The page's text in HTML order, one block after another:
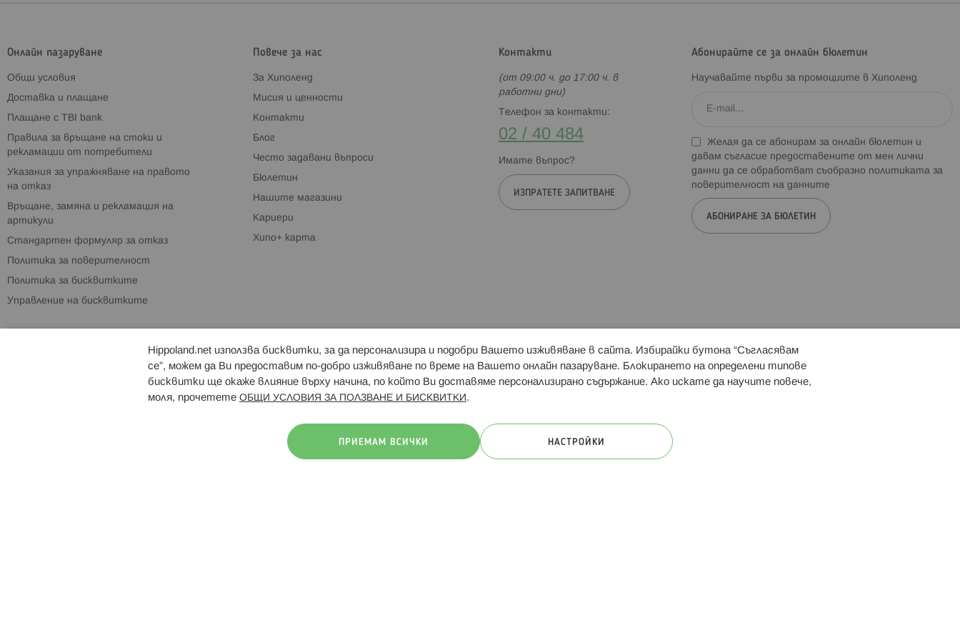
Онлайн пазаруване
Общи условия
Доставка и плащане
Плащане с TBI bank
Правила за връщане на стоки и
рекламации от потребители
Указания за упражняване на правото
на отказ
Връщане, замяна и рекламация на
артикули
Стандартен формуляр за отказ
Политика за поверителност
Политика за бисквитките
Управление на бисквитките
Повече за нас
За Хиполенд
Мисия и ценности
Контакти
Блог
Често задавани въпроси
Бюлетин
Нашите магазини
Кариери
Хипо+ карта
Контакти
(от 09:00 ч. до 17:00 ч. в
работни дни)
Телефон за контакти:
02 / 40 484
Имате въпрос?
ИЗПРАТЕТЕ ЗАПИТВАНЕ
Абонирайте се за онлайн бюлетин
Научавайте първи за промоциите в Хиполенд
Желая да се абонирам за онлайн бюлетин и
давам съгласие предоставените от мен лични
данни да се обработват съобразно политиката за
поверителност на данните
АБОНИРАНЕ ЗА БЮЛЕТИН
Брошури Магазини Свързани сайтове: Hippoland.ro Последвайте ни:
Hippoland.net използва бисквитки, за да персонализира и подобри Вашето изживяване в сайта. Избирайки бутона “Съгласявам
се”, можем да Ви предоставим по-добро изживяване по време на Вашето онлайн пазаруване. Блокирането на определени типове
бисквитки ще окаже влияние върху начина, по който Ви доставяме персонализирано съдържание. Ако искате да научите повече,
моля, прочетете ОБЩИ УСЛОВИЯ ЗА ПОЛЗВАНЕ И БИСКВИТКИ .
ПРИЕМАМ ВСИЧКИ НАСТРОЙКИ